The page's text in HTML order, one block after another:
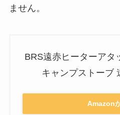
ません。
BRS遠赤ヒーターアタ
キャンプストーブ
Amazon